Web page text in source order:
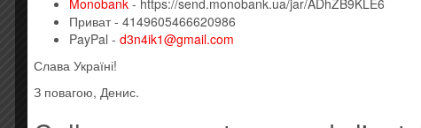
Описание
Усі товари: Iron Maiden
Приват - 4149605466620986
PayPal - d3n4ik1@gmail.com
Слава Україні!
З повагою, Денис.